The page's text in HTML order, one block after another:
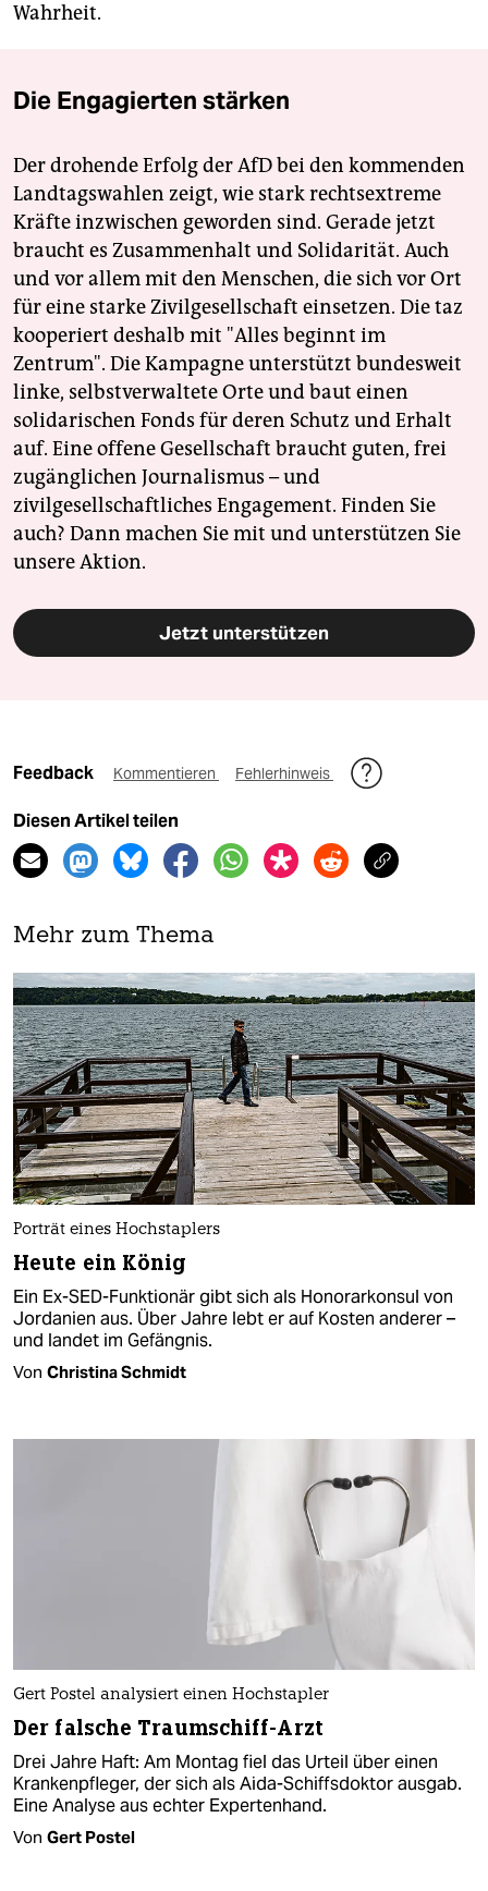
Wahrheit.
Die Engagierten stärken
Der drohende Erfolg der AfD bei den kommenden
Landtagswahlen zeigt, wie stark rechtsextreme
Kräfte inzwischen geworden sind. Gerade jetzt
braucht es Zusammenhalt und Solidarität. Auch
und vor allem mit den Menschen, die sich vor Ort
für eine starke Zivilgesellschaft einsetzen. Die taz
kooperiert deshalb mit "Alles beginnt im
Zentrum". Die Kampagne unterstützt bundesweit
linke, selbstverwaltete Orte und baut einen
solidarischen Fonds für deren Schutz und Erhalt
auf. Eine offene Gesellschaft braucht guten, frei
zugänglichen Journalismus – und
zivilgesellschaftliches Engagement. Finden Sie
auch? Dann machen Sie mit und unterstützen Sie
unsere Aktion.
Jetzt unterstützen
Feedback Kommentieren Fehlerhinweis
Diesen Artikel teilen
Mehr zum Thema
Porträt eines Hochstaplers
Heute ein König
Ein Ex-SED-Funktionär gibt sich als Honorarkonsul von
Jordanien aus. Über Jahre lebt er auf Kosten anderer –
und landet im Gefängnis.
Von Christina Schmidt
Gert Postel analysiert einen Hochstapler
Der falsche Traumschiff-Arzt
Drei Jahre Haft: Am Montag fiel das Urteil über einen
Krankenpfleger, der sich als Aida-Schiffsdoktor ausgab.
Eine Analyse aus echter Expertenhand.
Von Gert Postel